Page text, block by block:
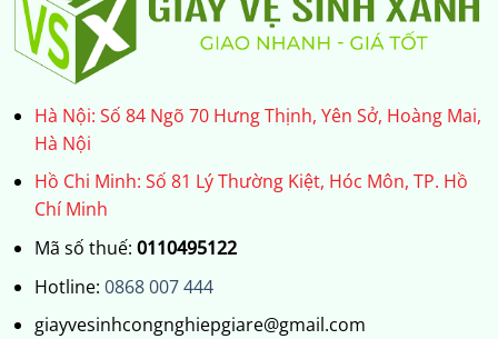
Hà Nội: Số 84 Ngõ 70 Hưng Thịnh, Yên Sở, Hoàng Mai,
Hà Nội
Hồ Chi Minh: Số 81 Lý Thường Kiệt, Hóc Môn, TP. Hồ
Chí Minh
Mã số thuế: 0110495122
Hotline: 0868 007 444
giayvesinhcongnghiepgiare@gmail.com